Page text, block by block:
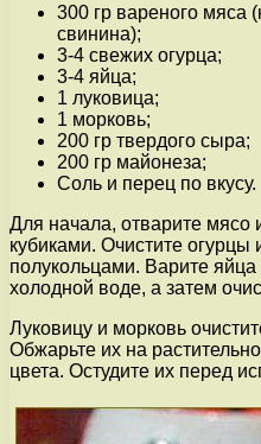
300 гр вареного мяса
свинина);
3-4 свежих огурца;
3-4 яйца;
1 луковица;
1 морковь;
200 гр твердого сыра;
200 гр майонеза;
Соль и перец по вкусу.
Для начала, отварите мясо
кубиками. Очистите огурцы
полукольцами. Варите яйца
холодной воде, а затем
Луковицу и морковь
Обжарьте их на
цвета. Остудите их перед